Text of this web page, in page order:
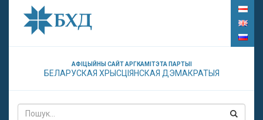
АФІЦЫЙНЫ САЙТ АРГКАМІТЭТА ПАРТЫІ
БЕЛАРУСКАЯ ХРЫСЦІЯНСКАЯ ДЭМАКРАТЫЯ